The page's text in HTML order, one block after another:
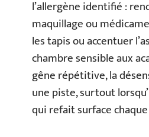
l’allergène identifié :
maquillage ou
les tapis ou accentuer
chambre sensible aux
gêne répétitive, la
une piste, surtout
qui refait surface